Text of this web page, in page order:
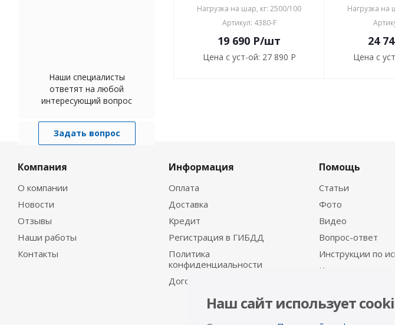
Нагрузка на шар, кг: 2500/100
Артикул: 4380-F
19 690 P/шт
Цена с уст-ой: 27 890 P
Нагрузка на
24
Цена с
Наши специалисты
ответят на любой
интересующий вопрос
Задать вопрос
Компания
О компании
Новости
Отзывы
Наши работы
Контакты
Информация
Оплата
Доставка
Кредит
Регистрация в ГИБДД
Политика
конфиденциальности
Договор-оферта
Помощь
Статьи
Фото
Видео
Вопрос-ответ
Инструкции по
Каталог
Наш сайт использует